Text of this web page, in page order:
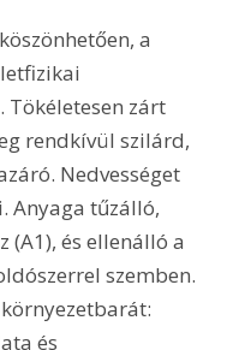
a
Tökéletesen zárt
rendkívül szilárd,
Nedvességet
Anyaga tűzálló,
és ellenálló a
szemben.
és